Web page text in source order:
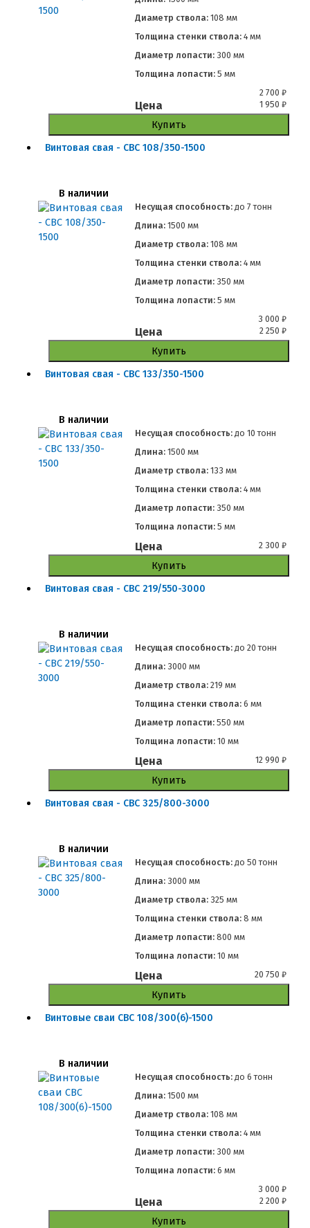
Диаметр ствола:108 мм
Толщина стенки ствола:4 мм
Диаметр лопасти:300 мм
Толщина лопасти:5 мм
2 700₽
Цена 1 950₽
Купить
Винтовая свая - СВС 108/350-1500
В наличии
Несущая способность: до 7 тонн
Длина:1500 мм
Диаметр ствола:108 мм
Толщина стенки ствола:4 мм
Диаметр лопасти:350 мм
Толщина лопасти:5 мм
3 000₽
Цена 2 250₽
Купить
Винтовая свая - СВС 133/350-1500
В наличии
Несущая способность: до 10 тонн
Длина:1500 мм
Диаметр ствола:133 мм
Толщина стенки ствола:4 мм
Диаметр лопасти:350 мм
Толщина лопасти:5 мм
Цена 2 300₽
Купить
Винтовая свая - СВС 219/550-3000
В наличии
Несущая способность: до 20 тонн
Длина:3000 мм
Диаметр ствола:219 мм
Толщина стенки ствола:6 мм
Диаметр лопасти:550 мм
Толщина лопасти:10 мм
Цена 12 990₽
Купить
Винтовая свая - СВС 325/800-3000
В наличии
Несущая способность: до 50 тонн
Длина:3000 мм
Диаметр ствола:325 мм
Толщина стенки ствола:8 мм
Диаметр лопасти:800 мм
Толщина лопасти:10 мм
Цена 20 750₽
Купить
Винтовые сваи СВС 108/300(6)-1500
В наличии
Несущая способность: до 6 тонн
Длина:1500 мм
Диаметр ствола:108 мм
Толщина стенки ствола:4 мм
Диаметр лопасти:300 мм
Толщина лопасти:6 мм
3 000₽
Цена 2 200₽
Купить